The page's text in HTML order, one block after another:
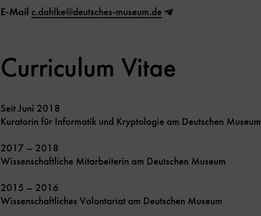
E-Mail c.dahlke@deutsches-museum.de
Curriculum Vitae
Seit Juni 2018
Kuratorin für Informatik und Kryptologie am Deutschen Museum
2017 – 2018
Wissenschaftliche Mitarbeiterin am Deutschen Museum
2015 – 2016
Wissenschaftliches Volontariat am Deutschen Museum